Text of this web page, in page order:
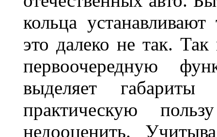
кольца
это далеко не так. Так
первоочередную
выделяет
практическую
недооценить.